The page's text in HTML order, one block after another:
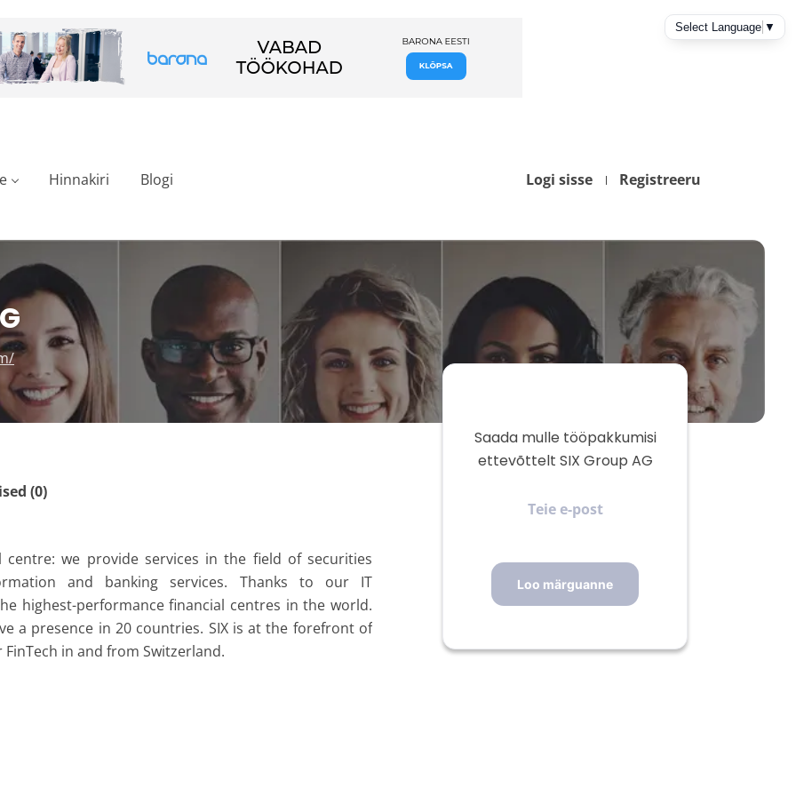
Logi sisse Registreeru
Hinnakiri Blogi
(0)
centre: we provide services in the field of securities
and banking services. Thanks to our IT
highest-performance financial centres in the world.
a presence in 20 countries. SIX is at the forefront of
in and from Switzerland.
Saada mulle tööpakkumisi
ettevõttelt SIX Group AG